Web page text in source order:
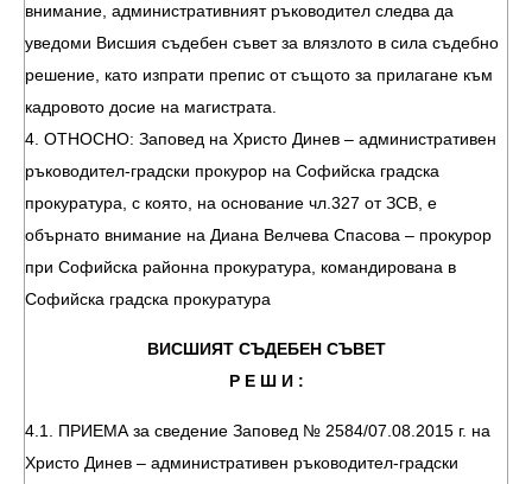
внимание, административният ръководител следва да
уведоми Висшия съдебен съвет за влязлото в сила съдебно
решение, като изпрати препис от същото за прилагане към
кадровото досие на магистрата.
4. ОТНОСНО: Заповед на Христо Динев – административен
ръководител-градски прокурор на Софийска градска
прокуратура, с която, на основание чл.327 от ЗСВ, е
обърнато внимание на Диана Велчева Спасова – прокурор
при Софийска районна прокуратура, командирована в
Софийска градска прокуратура
ВИСШИЯТ СЪДЕБЕН СЪВЕТ
Р Е Ш И :
4.1. ПРИЕМА за сведение Заповед № 2584/07.08.2015 г. на
Христо Динев – административен ръководител-градски